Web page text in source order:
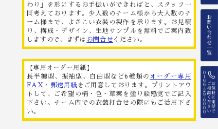
わり」を形にするお手伝いができればと、スタッフ一
同考えております。少人数のチーム様から大人数のチ
ーム様まで、よさこい衣装の製作を承ります。お見積
り、構成・デザイン、生地サンプルを無料でご案内致
しますので、まずは お問合せ ください。
【専用オーダー用紙】
長半纏型、振袖型、自由型など6種類の オーダー専用
FAX・郵送用紙 をご用意しております。プリントアウ
トして、ご希望の柄・色・草案を塗り絵感覚でご記入
下さい。チーム内での衣装打合せの際にもご活用下さ
い。